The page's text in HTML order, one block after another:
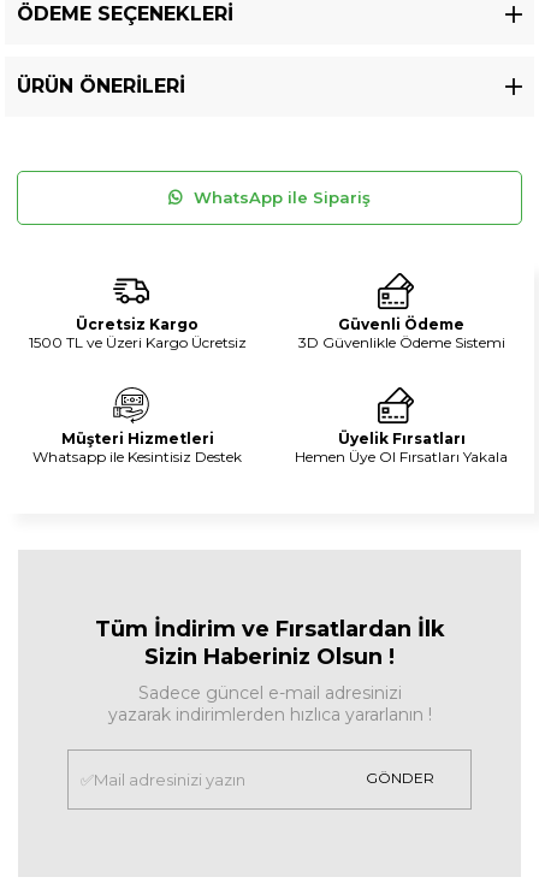
ÖDEME SEÇENEKLERI
ÜRÜN ÖNERILERI
WhatsApp ile Sipariş
Ücretsiz Kargo
1500 TL ve Üzeri Kargo Ücretsiz
Güvenli Ödeme
3D Güvenlikle Ödeme Sistemi
Müşteri Hizmetleri
Whatsapp ile Kesintisiz Destek
Üyelik Fırsatları
Hemen Üye Ol Fırsatları Yakala
Tüm İndirim ve Fırsatlardan İlk
Sizin Haberiniz Olsun !
Sadece güncel e-mail adresinizi
yazarak indirimlerden hızlıca yararlanın !
GÖNDER